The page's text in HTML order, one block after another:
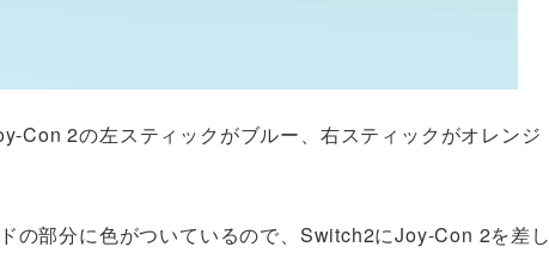
Con 2の左スティックがブルー、右スティックがオレンジ
の部分に色がついているので、Switch2にJoy-Con 2を差し